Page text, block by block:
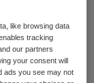
like browsing data
tracking
our partners
your consent will
ads you see may not